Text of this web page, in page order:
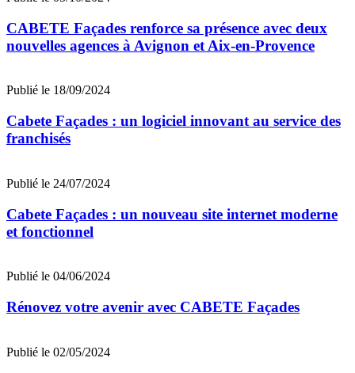
CABETE Façades renforce sa présence avec deux
nouvelles agences à Avignon et Aix-en-Provence
Publié le 18/09/2024
Cabete Façades : un logiciel innovant au service des
franchisés
Publié le 24/07/2024
Cabete Façades : un nouveau site internet moderne
et fonctionnel
Publié le 04/06/2024
Rénovez votre avenir avec CABETE Façades
Publié le 02/05/2024